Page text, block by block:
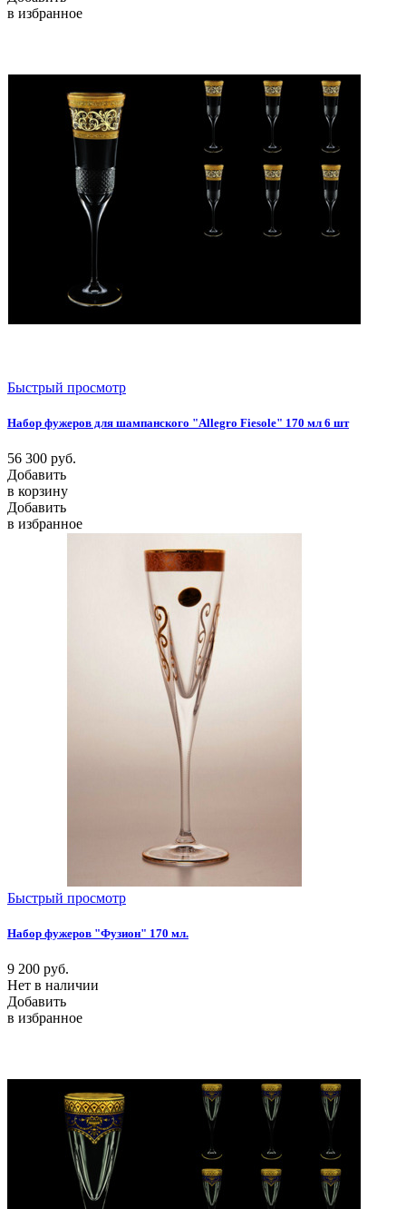
в избранное
Быстрый просмотр
Набор фужеров для шампанского "Allegro Fiesole" 170 мл 6 шт
56 300 руб.
Добавить
в корзину
Добавить
в избранное
Быстрый просмотр
Набор фужеров "Фузион" 170 мл.
9 200 руб.
Нет в наличии
Добавить
в избранное